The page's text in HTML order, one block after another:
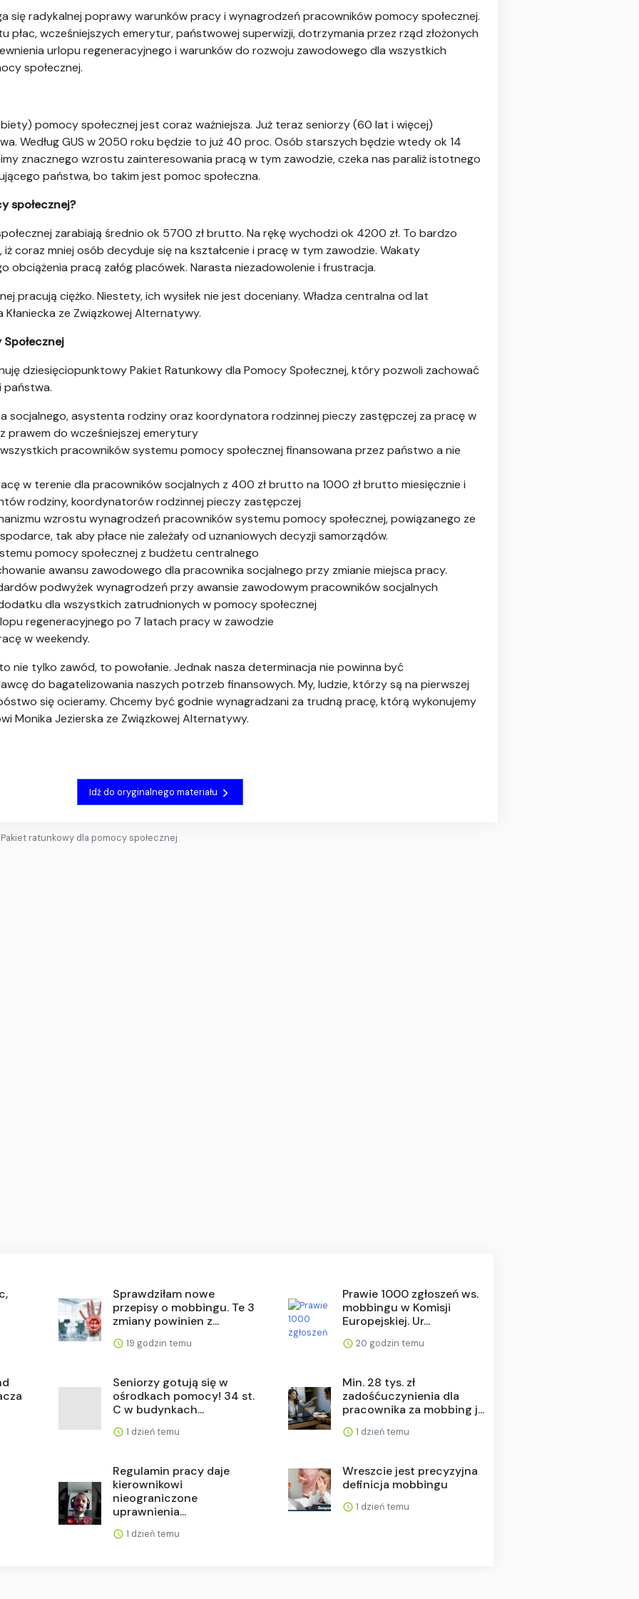
się radykalnej poprawy warunków pracy i wynagrodzeń pracowników pomocy społecznej.
płac, wcześniejszych emerytur, państwowej superwizji, dotrzymania przez rząd złożonych
urlopu regeneracyjnego i warunków do rozwoju zawodowego dla wszystkich
społecznej.
pomocy społecznej jest coraz ważniejsza. Już teraz seniorzy (60 lat i więcej)
Według GUS w 2050 roku będzie to już 40 proc. Osób starszych będzie wtedy ok 14
znacznego wzrostu zainteresowania pracą w tym zawodzie, czeka nas paraliż istotnego
państwa, bo takim jest pomoc społeczna.
społecznej?
zarabiają średnio ok 5700 zł brutto. Na rękę wychodzi ok 4200 zł. To bardzo
coraz mniej osób decyduje się na kształcenie i pracę w tym zawodzie. Wakaty
obciążenia pracą załóg placówek. Narasta niezadowolenie i frustracja.
pracują ciężko. Niestety, ich wysiłek nie jest doceniany. Władza centralna od lat
ze Związkowej Alternatywy.
dziesięciopunktowy Pakiet Ratunkowy dla Pomocy Społecznej, który pozwoli zachować
państwa.
socjalnego, asystenta rodziny oraz koordynatora rodzinnej pieczy zastępczej za pracę w
prawem do wcześniejszej emerytury
pracowników systemu pomocy społecznej finansowana przez państwo a nie
w terenie dla pracowników socjalnych z 400 zł brutto na 1000 zł brutto miesięcznie i
rodziny, koordynatorów rodzinnej pieczy zastępczej
wzrostu wynagrodzeń pracowników systemu pomocy społecznej, powiązanego ze
tak aby płace nie zależały od uznaniowych decyzji samorządów.
pomocy społecznej z budżetu centralnego
awansu zawodowego dla pracownika socjalnego przy zmianie miejsca pracy.
podwyżek wynagrodzeń przy awansie zawodowym pracowników socjalnych
dla wszystkich zatrudnionych w pomocy społecznej
regeneracyjnego po 7 latach pracy w zawodzie
w weekendy.
nie tylko zawód, to powołanie. Jednak nasza determinacja nie powinna być
do bagatelizowania naszych potrzeb finansowych. My, ludzie, którzy są na pierwszej
się ocieramy. Chcemy być godnie wynagradzani za trudną pracę, którą wykonujemy
Monika Jezierska ze Związkowej Alternatywy.
Idź do oryginalnego materiału
Pakiet ratunkowy dla pomocy społecznej
Sprawdziłam nowe
przepisy o mobbingu. Te 3
zmiany powinien z...
19 godzin temu
Prawie 1000 zgłoszeń ws.
mobbingu w Komisji
Europejskiej. Ur...
20 godzin temu
Seniorzy gotują się w
ośrodkach pomocy! 34 st.
C w budynkach...
1 dzień temu
Min. 28 tys. zł
zadośćuczynienia dla
pracownika za mobbing j...
1 dzień temu
Regulamin pracy daje
kierownikowi
nieograniczone
uprawnienia...
1 dzień temu
Wreszcie jest precyzyjna
definicja mobbingu
1 dzień temu